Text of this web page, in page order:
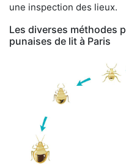
une inspection des lieux.
Les diverses méthodes
punaises de lit à Paris